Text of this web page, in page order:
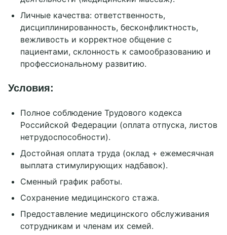
Личные качества: ответственность,
дисциплинированность, бесконфликтность,
вежливость и корректное общение с
пациентами, склонность к самообразованию и
профессиональному развитию.
Условия:
Полное соблюдение Трудового кодекса
Российской Федерации (оплата отпуска, листов
нетрудоспособности).
Достойная оплата труда (оклад + ежемесячная
выплата стимулирующих надбавок).
Сменный график работы.
Сохранение медицинского стажа.
Предоставление медицинского обслуживания
сотрудникам и членам их семей.